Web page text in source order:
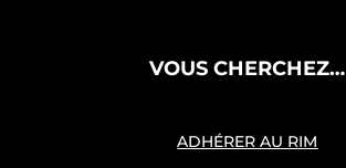
VOUS CHERCHEZ…
ADHÉRER AU RIM